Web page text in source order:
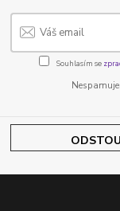
Souhlasím se